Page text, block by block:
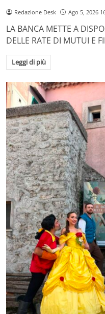
Redazione Desk Ago 5, 2026
LA BANCA METTE A
DELLE RATE DI MUTUI E
Leggi di più